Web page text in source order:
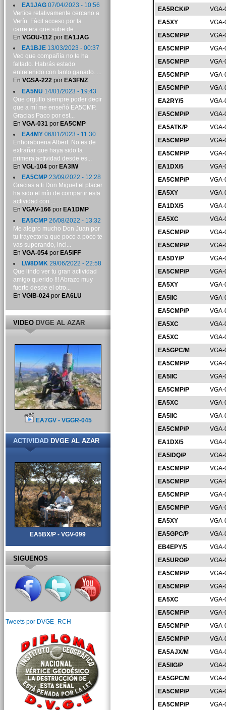
EA5RCK/P
EA5XY
EA5CMP/P
EA5CMP/P
EA5CMP/P
EA5CMP/P
EA5CMP/P
EA2RY/5
EA5CMP/P
EA5ATK/P
EA5CMP/P
EA5CMP/P
EA1DX/5
EA5CMP/P
EA5XY
EA1DX/5
EA5XC
EA5CMP/P
EA5CMP/P
EA5DY/P
EA5CMP/P
EA5XY
EA5IIC
EA5CMP/P
EA5XC
EA5XC
EA5GPC/M
EA5CMP/P
EA5IIC
EA5CMP/P
EA5XC
EA5IIC
EA5CMP/P
EA1DX/5
EA5IDQ/P
EA5CMP/P
EA5CMP/P
EA5CMP/P
EA5CMP/P
EA5XY
EA5GPC/P
EB4EPY/5
EA5URO/P
EA5CMP/P
EA5CMP/P
EA5XC
EA5CMP/P
EA5CMP/P
EA5CMP/P
EA5AJX/M
EA5IIG/P
EA5GPC/M
EA5CMP/P
EA5CMP/P
EA1JAG07/04/2023 - 10:56
Vertice relativamente cercano a
Verín. Fácil acceso por la
carretera que sube de...
En VGOU-112por EA1JAG
EA1BJE13/03/2023 - 00:37
Veo que compañía no te ha
faltado. Habrás estado
entretenido con tanto ganado. ...
En VGSA-222por EA3FNZ
EA5NU 14/01/2023 - 19:43
Que orgullo siempre poder decir
que a mí me enseñó EA5CMP.
Gracias Paco por est...
En VGA-031 por EA5CMP
EA4MY06/01/2023 - 11:30
Enhorabuena Albert. No es de
extrañar que haya sido la
primera actividad desde es...
En VGL-104por EA3IW
EA5CMP23/09/2022 - 12:28
Gracias a ti Don Miguel el placer
ha sido el mío de compartir esta
actividad con ...
En VGAV-166por EA1DMP
EA5CMP26/08/2022 - 13:32
Me alegro mucho Don Juan por
tu trayectoria que poco a poco te
vas superando, incl...
En VGA-054por EA5IFF
LW8DMK29/06/2022 - 22:58
Que lindo ver tu gran actividad
amigo querido !!! Abrazo muy
fuerte desde el otro...
En VGIB-024por EA6LU
VIDEODVGE AL AZAR
EA7GV - VGGR-045
ACTIVIDADDVGE AL AZAR
EA5BX/P - VGV-099
SIGUENOS
Tweets por DVGE_RCH